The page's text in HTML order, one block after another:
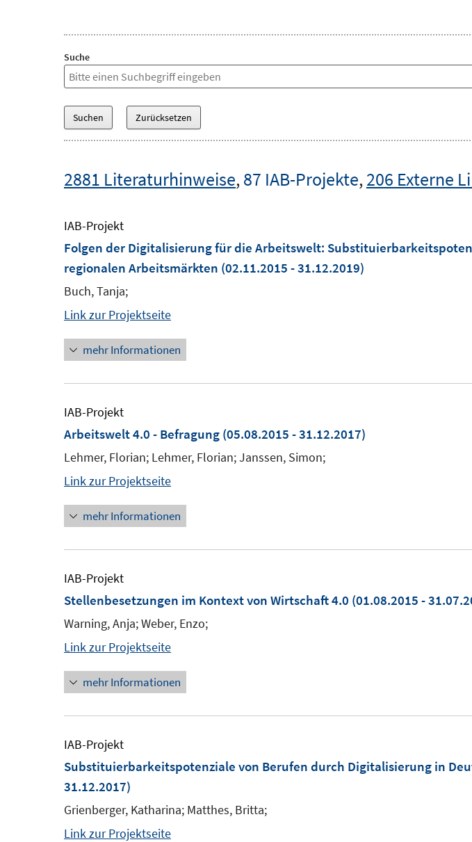
Suche
2881 Literaturhinweise,87 IAB-Projekte,206 Externe
IAB-Projekt
Folgen der Digitalisierung für die Arbeitswelt:
regionalen Arbeitsmärkten (02.11.2015 - 31.12.2019)
Buch, Tanja;
Link zur Projektseite
mehr Informationen
IAB-Projekt
Arbeitswelt 4.0 - Befragung (05.08.2015 - 31.12.2017)
Lehmer, Florian; Lehmer, Florian; Janssen, Simon;
Link zur Projektseite
mehr Informationen
IAB-Projekt
Stellenbesetzungen im Kontext von Wirtschaft 4.0 (01.08.2015 -
Warning, Anja; Weber, Enzo;
Link zur Projektseite
mehr Informationen
IAB-Projekt
Substituierbarkeitspotenziale von Berufen durch Digitalisierung in
31.12.2017)
Grienberger, Katharina; Matthes, Britta;
Link zur Projektseite